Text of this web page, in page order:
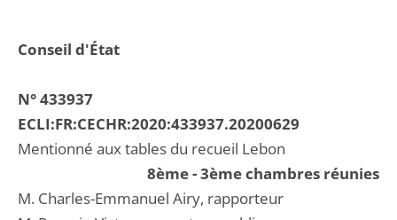
Conseil d'État
N° 433937
ECLI:FR:CECHR:2020:433937.20200629
Mentionné aux tables du recueil Lebon
8ème - 3ème chambres réunies
M. Charles-Emmanuel Airy, rapporteur